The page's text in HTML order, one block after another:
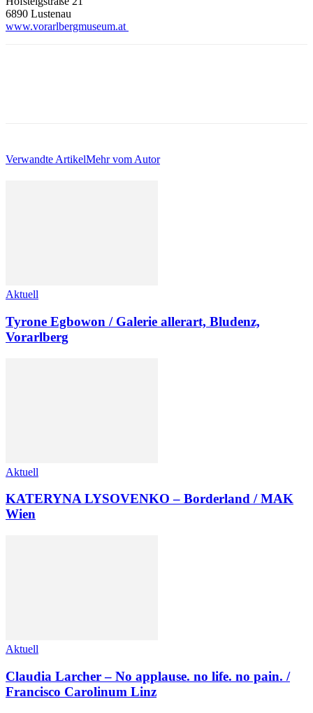
6890 Lustenau
www.vorarlbergmuseum.at
Verwandte ArtikelMehr vom Autor
Aktuell
Tyrone Egbowon / Galerie allerart, Bludenz,
Vorarlberg
Aktuell
KATERYNA LYSOVENKO – Borderland / MAK
Wien
Aktuell
Claudia Larcher – No applause. no life. no pain. /
Francisco Carolinum Linz